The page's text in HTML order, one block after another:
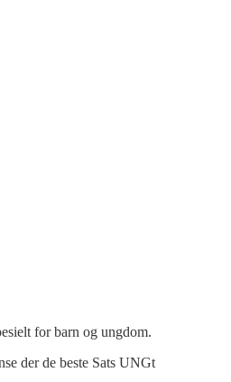
for barn og ungdom.
der de beste Sats UNGt